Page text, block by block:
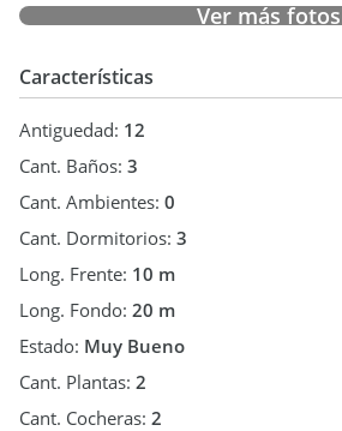
Ver más fotos
Características
Antiguedad: 12
Cant. Baños: 3
Cant. Ambientes: 0
Cant. Dormitorios: 3
Long. Frente: 10 m
Long. Fondo: 20 m
Estado: Muy Bueno
Cant. Plantas: 2
Cant. Cocheras: 2